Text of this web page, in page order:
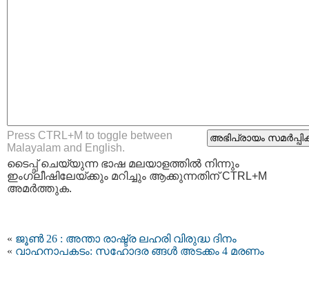
Press CTRL+M to toggle between
Malayalam and English.
ടൈപ്പ്‌ ചെയ്യുന്ന ഭാഷ മലയാളത്തില്‍ നിന്നും
ഇംഗ്ലീഷിലേയ്ക്കും മറിച്ചും ആക്കുന്നതിന് CTRL+M
അമര്‍ത്തുക.
« ജൂൺ 26 : അന്താ രാഷ്ട്ര ലഹരി വിരുദ്ധ ദിനം
« വാഹനാപകടം: സഹോദര ങ്ങള്‍ അടക്കം 4 മരണം